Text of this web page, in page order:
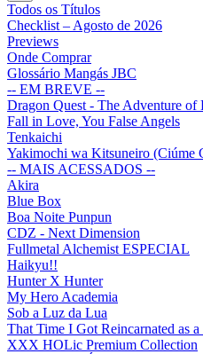
Todos os Títulos
Checklist – Agosto de 2026
Previews
Onde Comprar
Glossário Mangás JBC
-- EM BREVE --
Dragon Quest - The Adventure of
Fall in Love, You False Angels
Tenkaichi
Yakimochi wa Kitsuneiro (Ciúme
-- MAIS ACESSADOS --
Akira
Blue Box
Boa Noite Punpun
CDZ - Next Dimension
Fullmetal Alchemist ESPECIAL
Haikyu!!
Hunter X Hunter
My Hero Academia
Sob a Luz da Lua
That Time I Got Reincarnated as a
XXX HOLic Premium Collection